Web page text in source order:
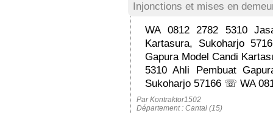
Injonctions et mises en
WA 0812 2782 5310
Kartasura, Sukoharjo
Gapura Model Candi
5310 Ahli Pembuat
Sukoharjo 57166 ☏ WA
Par Kontraktor1502
Département : Cantal (15)